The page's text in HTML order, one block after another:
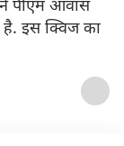
ने पीएम आवास
इस क्विज का